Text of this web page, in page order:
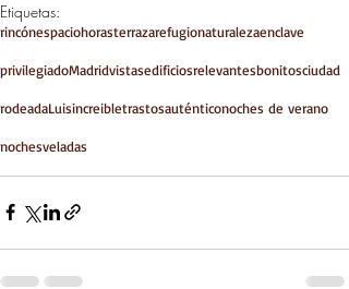
Etiquetas:
rincónespaciohorasterrazarefugionaturalezaenclave
privilegiadoMadridvistasedificiosrelevantesbonitosciudad
rodeadaLuisincreibletrastosauténticonoches de verano
nochesveladas